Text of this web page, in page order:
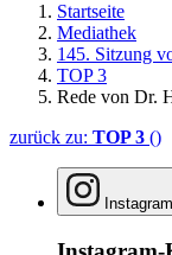
Startseite
Mediathek
145. Sitzung
TOP 3
Rede von Dr.
zurück zu: TOP 3 ()
Instagram